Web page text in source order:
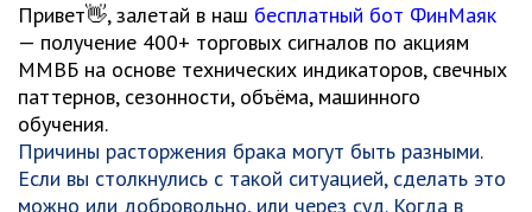
Привет👋, залетай в наш бесплатный бот ФинМаяк
— получение 400+ торговых сигналов по акциям
ММВБ на основе технических индикаторов, свечных
паттернов, сезонности, объёма, машинного
обучения.
Причины расторжения брака могут быть разными.
Если вы столкнулись с такой ситуацией, сделать это
можно или добровольно, или через суд. Когда в